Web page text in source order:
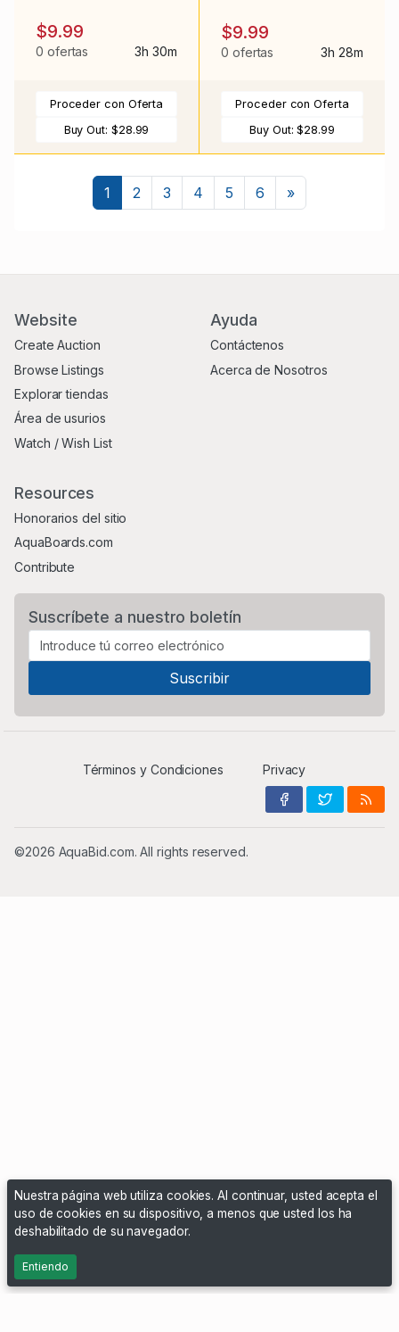
$9.99
0 ofertas 3h 30m
Proceder con Oferta
Buy Out: $28.99
$9.99
0 ofertas 3h 28m
Proceder con Oferta
Buy Out:$28.99
1 2 3 4 5 6 »Siguiente
Website
Create Auction
Browse Listings
Explorar tiendas
Área de usurios
Watch / Wish List
Ayuda
Contáctenos
Acerca de Nosotros
Resources
Honorarios del sitio
AquaBoards.com
Contribute
Suscríbete a nuestro boletín
Términos y Condiciones Privacy
©2026 AquaBid.com. All rights reserved.
Nuestra página web utiliza cookies. Al continuar, usted acepta el
uso de cookies en su dispositivo, a menos que usted los ha
deshabilitado de su navegador.
Entiendo